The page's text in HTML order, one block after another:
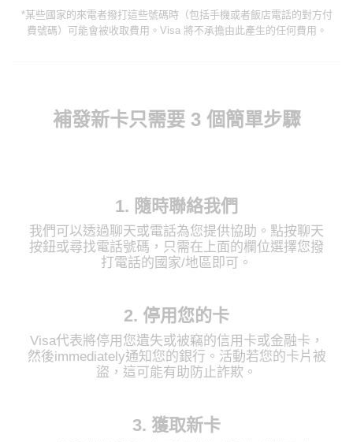
*某些國家的來電者撥打這些號碼時（包括手機或者飯店電話的對方付
費號碼）可能會被收取費用。Visa 將不承擔由此產生的任何費用。
補發新卡只需要 3 個簡單步驟
1. 隨時聯絡我們
我們可以透過聊天或電話為您提供協助。點按聊天
按鈕或尋找電話號碼，只需在上面的欄位選擇您撥
打電話的國家/地區即可。
2. 停用您的卡
Visa代表將停用您遺失或被竊的信用卡或金融卡，
然後immediately通知您的銀行。活動若您的卡片被
盜，這可能有助防止詐欺。
3. 獲取新卡